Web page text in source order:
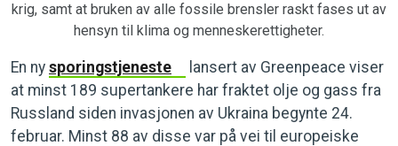
krig, samt at bruken av alle fossile brensler raskt fases ut av
hensyn til klima og menneskerettigheter.
En ny sporingstjeneste
lansert av Greenpeace viser
at minst 189 supertankere har fraktet olje og gass fra
Russland siden invasjonen av Ukraina begynte 24.
februar. Minst 88 av disse var på vei til europeiske